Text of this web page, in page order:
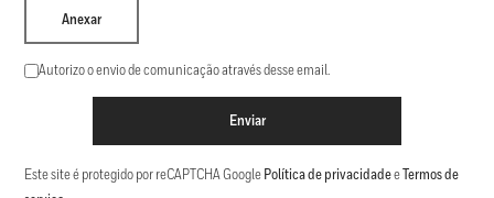
Anexar
Autorizo o envio de comunicação através desse email.
Enviar
Este site é protegido por reCAPTCHA Google Política de privacidadee Termos de